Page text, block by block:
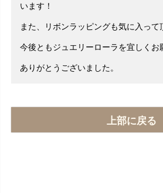
います！
また、リボンラッピングも気に入って
今後ともジュエリーローラを宜しくお
ありがとうございました。
上部に戻る